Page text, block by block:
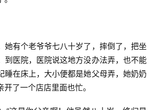
她有个老爷爷七八十岁了，摔倒了，把坐
到医院，医院说这地方没办法弄，也不能
睡在床上，大小便都是她父母弄，她奶奶
了一个店店里面也忙。